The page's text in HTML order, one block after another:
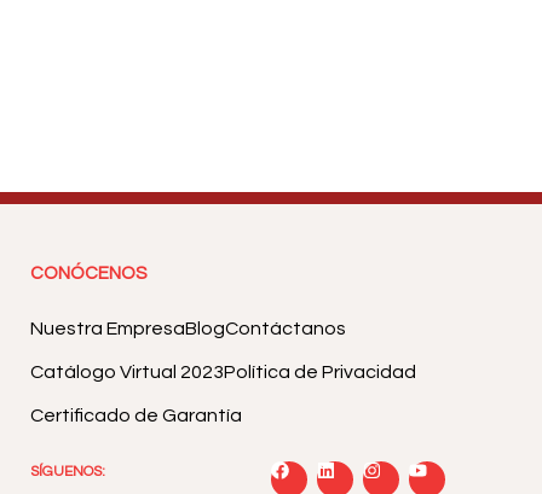
CONÓCENOS
Nuestra EmpresaBlogContáctanos
Catálogo Virtual 2023Política de Privacidad
Certificado de Garantía
SÍGUENOS: